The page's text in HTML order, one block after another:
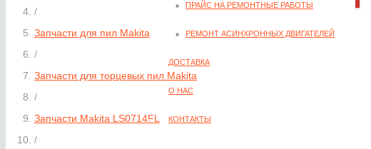
ПРАЙС НА РЕМОНТНЫЕ РАБОТЫ
РЕМОНТ АСИНХРОННЫХ ДВИГАТЕЛЕЙ
ДОСТАВКА
О НАС
КОНТАКТЫ
/
Запчасти для пил Makita
/
Запчасти для торцевых пил Makita
/
Запчасти Makita LS0714FL
/